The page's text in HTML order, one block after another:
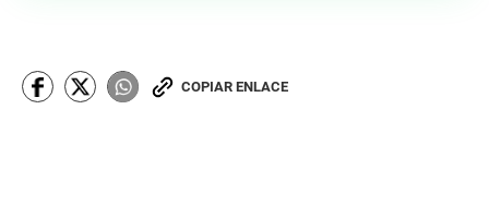
COPIAR ENLACE